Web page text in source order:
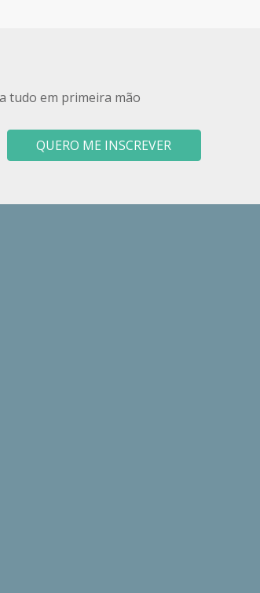
tudo em primeira mão
QUERO ME INSCREVER